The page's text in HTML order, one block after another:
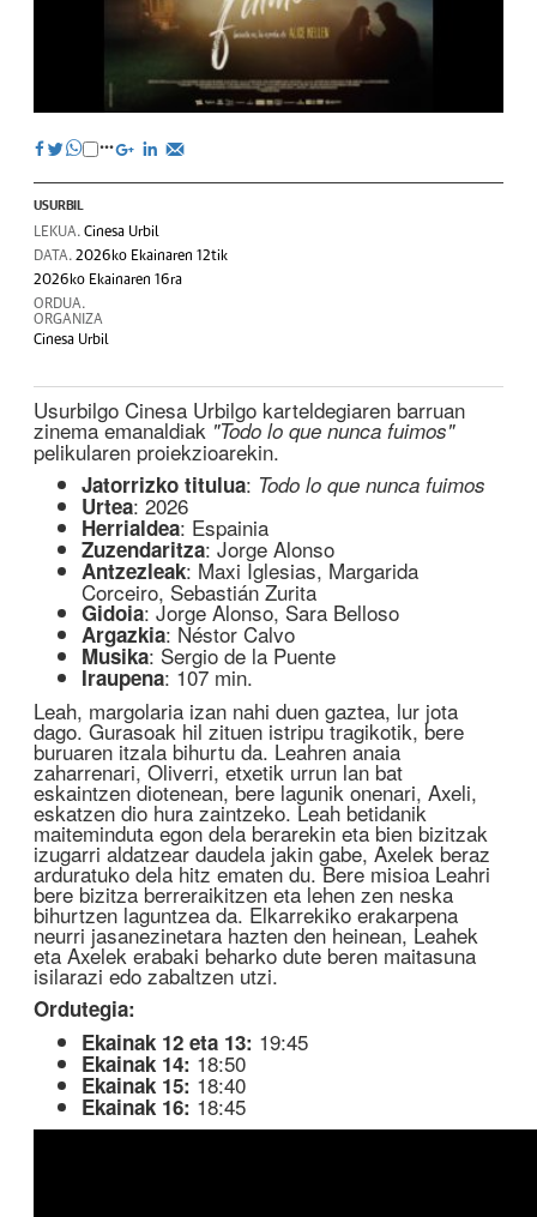
USURBIL
LEKUA. Cinesa Urbil
DATA. 2026ko Ekainaren 12tik
2026ko Ekainaren 16ra
ORDUA.
ORGANIZA
Cinesa Urbil
Usurbilgo Cinesa Urbilgo karteldegiaren barruan
zinema emanaldiak "Todo lo que nunca fuimos"
pelikularen proiekzioarekin.
Jatorrizko titulua: Todo lo que nunca fuimos
Urtea: 2026
Herrialdea: Espainia
Zuzendaritza: Jorge Alonso
Antzezleak: Maxi Iglesias, Margarida
Corceiro, Sebastián Zurita
Gidoia: Jorge Alonso, Sara Belloso
Argazkia: Néstor Calvo
Musika: Sergio de la Puente
Iraupena: 107 min.
Leah, margolaria izan nahi duen gaztea, lur jota
dago. Gurasoak hil zituen istripu tragikotik, bere
buruaren itzala bihurtu da. Leahren anaia
zaharrenari, Oliverri, etxetik urrun lan bat
eskaintzen diotenean, bere lagunik onenari, Axeli,
eskatzen dio hura zaintzeko. Leah betidanik
maiteminduta egon dela berarekin eta bien bizitzak
izugarri aldatzear daudela jakin gabe, Axelek beraz
arduratuko dela hitz ematen du. Bere misioa Leahri
bere bizitza berreraikitzen eta lehen zen neska
bihurtzen laguntzea da. Elkarrekiko erakarpena
neurri jasanezinetara hazten den heinean, Leahek
eta Axelek erabaki beharko dute beren maitasuna
isilarazi edo zabaltzen utzi.
Ordutegia:
Ekainak 12 eta 13: 19:45
Ekainak 14: 18:50
Ekainak 15: 18:40
Ekainak 16: 18:45